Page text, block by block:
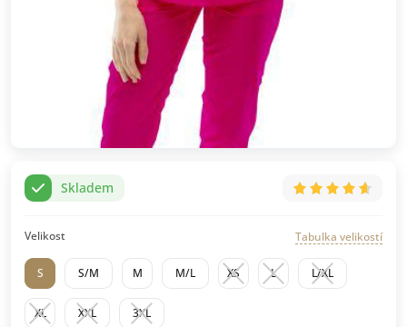
Skladem
Velikost Tabulka velikostí
S S/M M M/L XS L L/XL
XL XXL 3XL